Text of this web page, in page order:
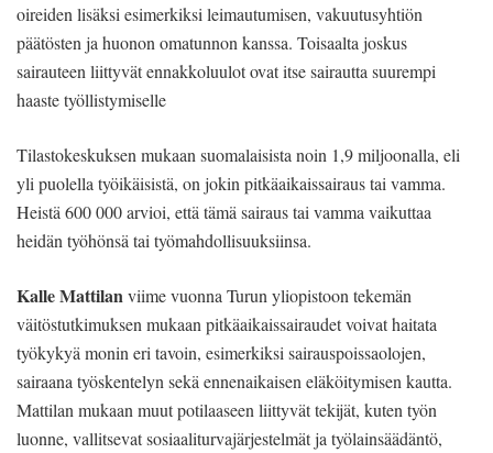
oireiden lisäksi esimerkiksi leimautumisen, vakuutusyhtiön
päätösten ja huonon omatunnon kanssa. Toisaalta joskus
sairauteen liittyvät ennakkoluulot ovat itse sairautta suurempi
haaste työllistymiselle
Tilastokeskuksen mukaan suomalaisista noin 1,9 miljoonalla, eli
yli puolella työikäisistä, on jokin pitkäaikaissairaus tai vamma.
Heistä 600 000 arvioi, että tämä sairaus tai vamma vaikuttaa
heidän työhönsä tai työmahdollisuuksiinsa.
Kalle Mattilanviime vuonna Turun yliopistoon tekemän
väitöstutkimuksen mukaan pitkäaikaissairaudet voivat haitata
työkykyä monin eri tavoin, esimerkiksi sairauspoissaolojen,
sairaana työskentelyn sekä ennenaikaisen eläköitymisen kautta.
Mattilan mukaan muut potilaaseen liittyvät tekijät, kuten työn
luonne, vallitsevat sosiaaliturvajärjestelmät ja työlainsäädäntö,